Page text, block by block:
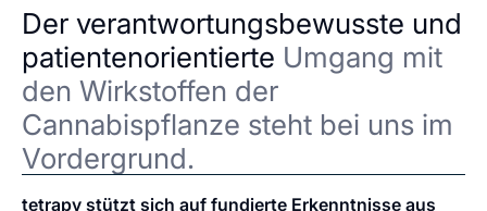
Der verantwortungsbewusste und
patientenorientierte Umgang mit
den Wirkstoffen der
Cannabispflanze steht bei uns im
Vordergrund.
tetrapy stützt sich auf fundierte Erkenntnisse aus